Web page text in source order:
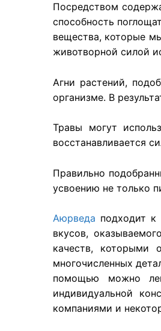
Посредством
способность
вещества, которые
животворной силой
Агни растений,
организме. В
Травы могут
восстанавливается
Правильно
усвоению не только
Аюрведа подходит к
вкусов,
качеств, которыми
многочисленных
помощью можно
индивидуальной
компаниями и